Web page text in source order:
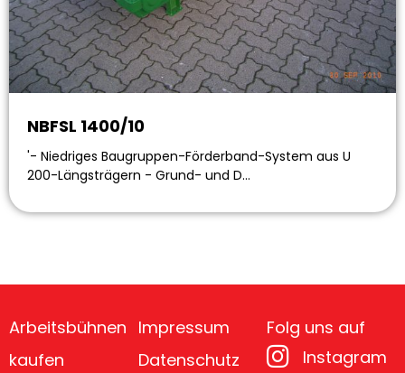
NBFSL 1400/10
'- Niedriges Baugruppen-Förderband-System aus U
200-Längsträgern - Grund- und D…
Arbeitsbühnen
kaufen
Impressum
Datenschutz
Folg uns auf
Instagram